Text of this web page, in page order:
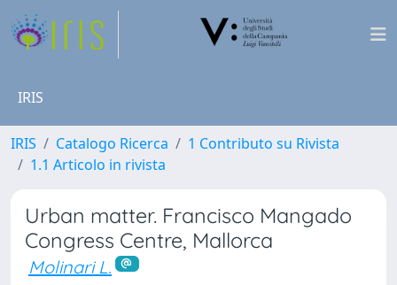
IRIS
IRIS Catalogo Ricerca
1 Contributo su Rivista
1.1 Articolo in rivista
Urban matter. Francisco Mangado
Congress Centre, Mallorca
Molinari L.